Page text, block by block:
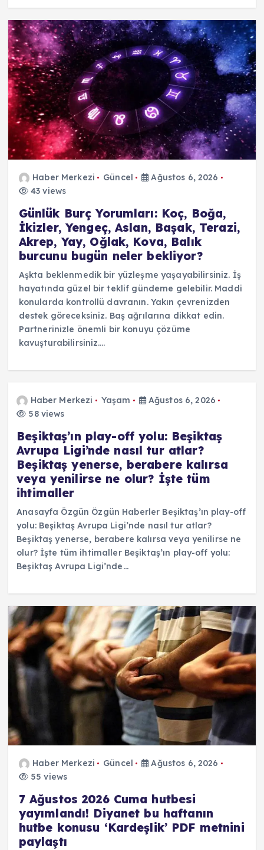
Haber Merkezi Güncel
Ağustos 6, 2026
43 views
Günlük Burç Yorumları: Koç, Boğa,
İkizler, Yengeç, Aslan, Başak, Terazi,
Akrep, Yay, Oğlak, Kova, Balık
burcunu bugün neler bekliyor?
Aşkta beklenmedik bir yüzleşme yaşayabilirsiniz. İş
hayatında güzel bir teklif gündeme gelebilir. Maddi
konularda kontrollü davranın. Yakın çevrenizden
destek göreceksiniz. Baş ağrılarına dikkat edin.
Partnerinizle önemli bir konuyu çözüme
kavuşturabilirsiniz.…
Haber Merkezi Yaşam
Ağustos 6, 2026
58 views
Beşiktaş’ın play-off yolu: Beşiktaş
Avrupa Ligi’nde nasıl tur atlar?
Beşiktaş yenerse, berabere kalırsa
veya yenilirse ne olur? İşte tüm
ihtimaller
Anasayfa Özgün Özgün Haberler Beşiktaş’ın play-off
yolu: Beşiktaş Avrupa Ligi’nde nasıl tur atlar?
Beşiktaş yenerse, berabere kalırsa veya yenilirse ne
olur? İşte tüm ihtimaller Beşiktaş’ın play-off yolu:
Beşiktaş Avrupa Ligi’nde…
Haber Merkezi Güncel
Ağustos 6, 2026
55 views
7 Ağustos 2026 Cuma hutbesi
yayımlandı! Diyanet bu haftanın
hutbe konusu ‘Kardeşlik’ PDF metnini
paylaştı